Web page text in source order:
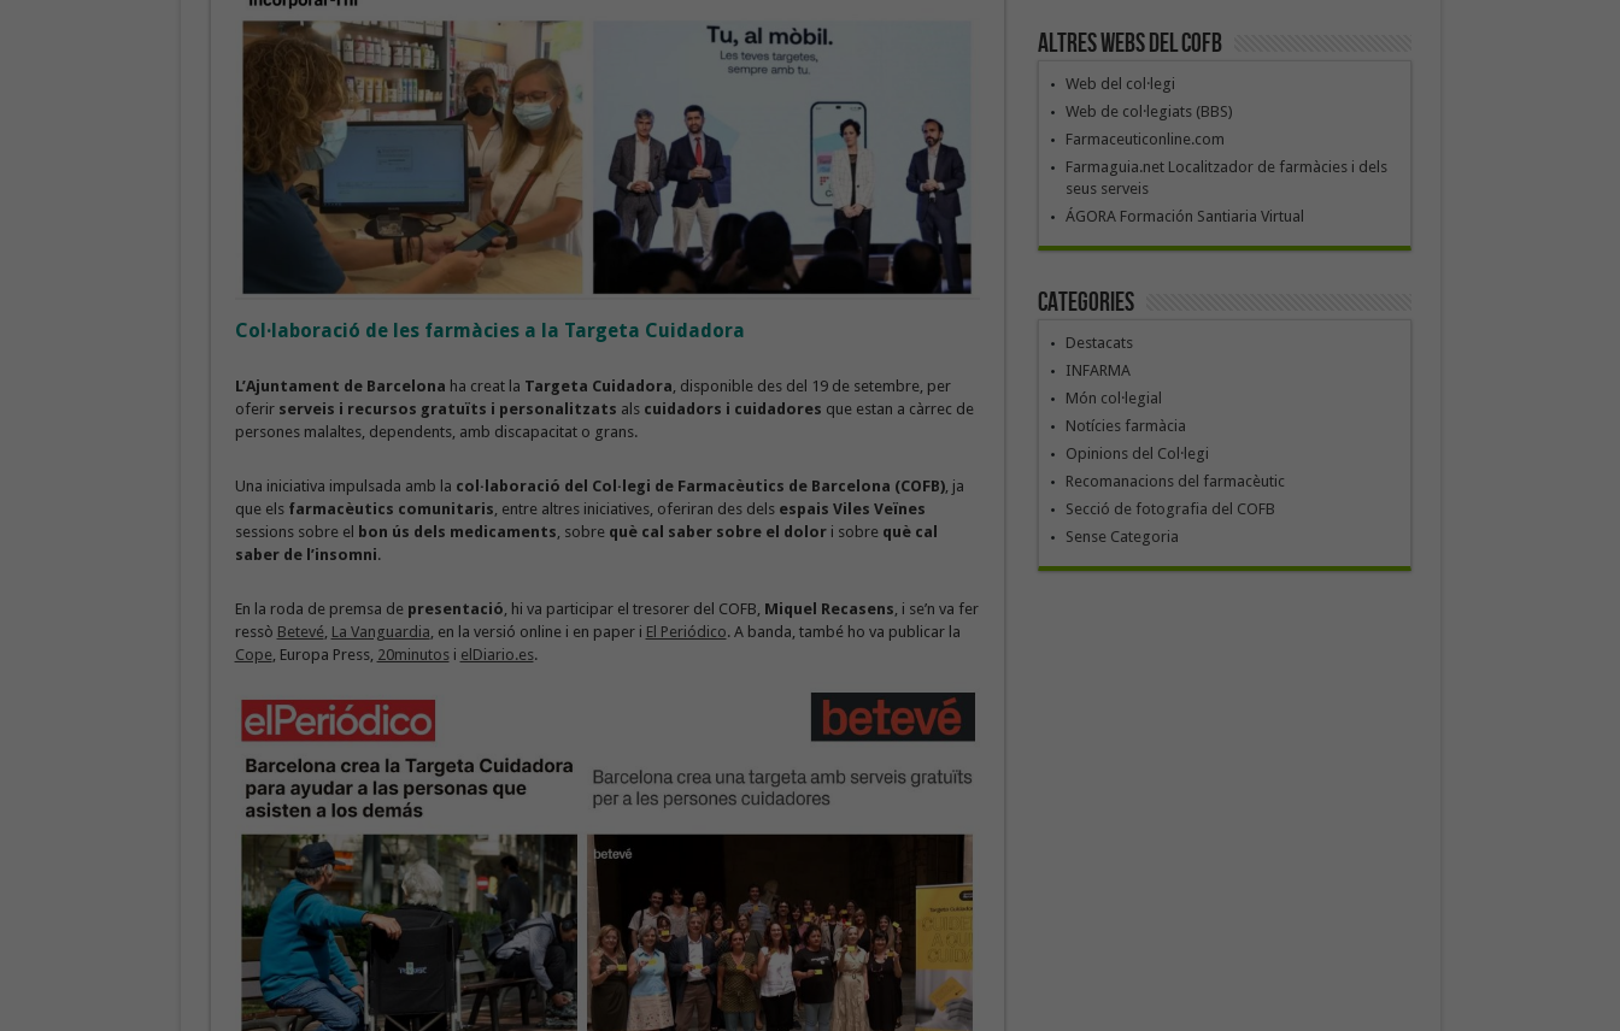
Col·laboració de les farmàcies a la Targeta Cuidadora
L’Ajuntament de Barcelona ha creat la Targeta Cuidadora , disponible des del 19 de setembre, per
oferir serveis i recursos gratuïts i personalitzats als cuidadors i cuidadores que estan a càrrec de
persones malaltes, dependents, amb discapacitat o grans.
Una iniciativa impulsada amb la col·laboració del Col·legi de Farmacèutics de Barcelona (COFB), ja
que els farmacèutics comunitaris , entre altres iniciatives, oferiran des dels espais Viles Veïnes
sessions sobre el bon ús dels medicaments , sobre què cal saber sobre el dolori sobre què cal
saber de l’insomni.
En la roda de premsa de presentació , hi va participar el tresorer del COFB, Miquel Recasens , i se’n va fer
ressò Betevé La Vanguardia , en la versió online i en paper i El Periódico. A banda, també ho va publicar la
Cope , Europa Press, 20minutosi elDiario.es.
Altres webs del COFB
Web del col·legi
Web de col·legiats (BBS)
Farmaceuticonline.com
Farmaguia.net Localitzador de farmàcies i dels
seus serveis
ÁGORA Formación Santiaria Virtual
Categories
Destacats
INFARMA
Món col·legial
Notícies farmàcia
Opinions del Col·legi
Recomanacions del farmacèutic
Secció de fotografia del COFB
Sense Categoria